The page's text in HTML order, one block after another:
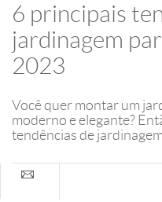
6 principais
jardinagem
2023
Você quer montar um
moderno e elegante?
tendências de